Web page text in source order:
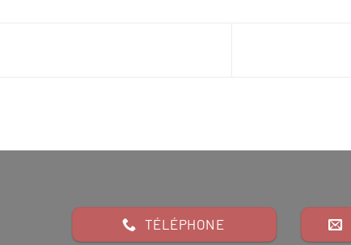
TÉLÉPHONE